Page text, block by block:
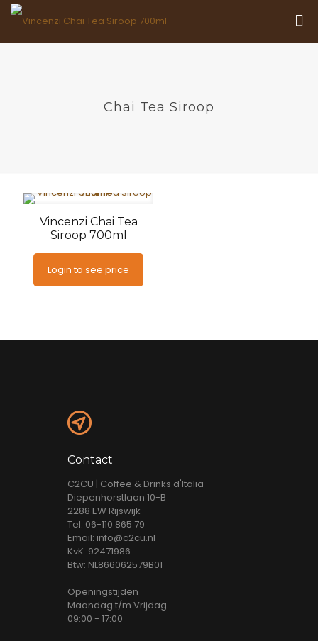
Chai Tea Siroop
Vincenzi Chai Tea
Siroop 700ml
Login to see price
Contact
C2CU | Coffee & Drinks d'Italia
Diepenhorstlaan 10-B
2288 EW Rijswijk
Tel: 06-110 865 79
Email: info@c2cu.nl
KvK: 92471986
Btw: NL866062579B01
Openingstijden
Maandag t/m Vrijdag
09:00 - 17:00